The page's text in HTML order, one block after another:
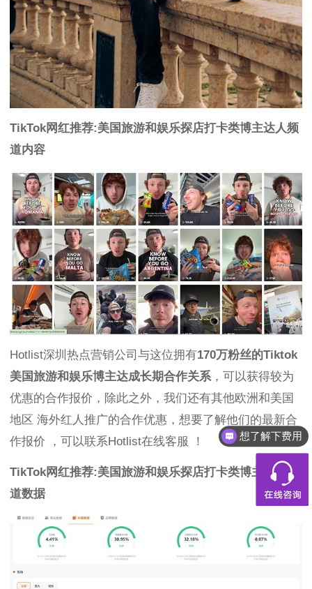
TikTok网红推荐:美国旅游和娱乐探店打卡类博主达人频
道内容
Hotlist深圳热点营销公司与这位拥有170万粉丝的Tiktok
美国旅游和娱乐博主达成长期合作关系，可以获得较为
优惠的合作报价，除此之外，我们还有其他欧洲和美国
地区 海外红人推广的合作优惠，想要了解他们的最新合
作报价 ，可以联系Hotlist在线客服 ！
TikTok网红推荐:美国旅游和娱乐探店打卡类博主达人频
道数据
想了解下费用